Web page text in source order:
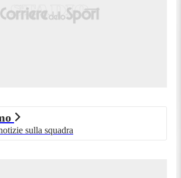
sulla squadra